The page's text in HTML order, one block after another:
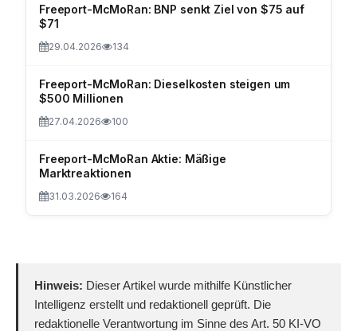
Freeport-McMoRan: BNP senkt Ziel von $75 auf
$71
29.04.2026 134
Freeport-McMoRan: Dieselkosten steigen um
$500 Millionen
27.04.2026 100
Freeport-McMoRan Aktie: Mäßige
Marktreaktionen
31.03.2026 164
Hinweis: Dieser Artikel wurde mithilfe Künstlicher
Intelligenz erstellt und redaktionell geprüft. Die
redaktionelle Verantwortung im Sinne des Art. 50 KI-VO